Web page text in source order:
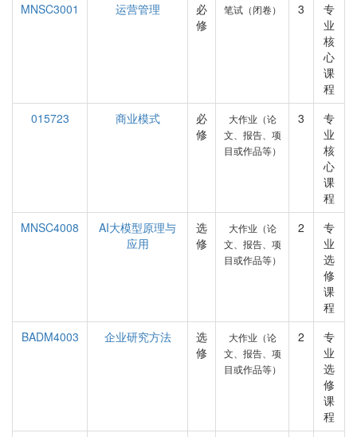
MNSC3001
运营管理
必
修
笔试（闭卷） 3
专
业
核
心
课
程
015723
商业模式
必
修
大作业（论
文、报告、项
目或作品等）
3
专
业
核
心
课
程
MNSC4008
AI大模型原理与
应用
选
修
大作业（论
文、报告、项
目或作品等）
2
专
业
选
修
课
程
BADM4003
企业研究方法
选
修
大作业（论
文、报告、项
目或作品等）
2
专
业
选
修
课
程